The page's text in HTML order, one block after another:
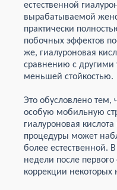
естественной
вырабатываемой
практически
побочных эффектов
же, гиалуроновая
сравнению с другими
меньшей стойкостью.
Это обусловлено тем,
особую мобильную
гиалуроновая
процедуры может
более естественной.
недели после
коррекции некоторых